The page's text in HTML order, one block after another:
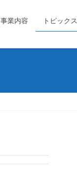
事業内容 トピックス